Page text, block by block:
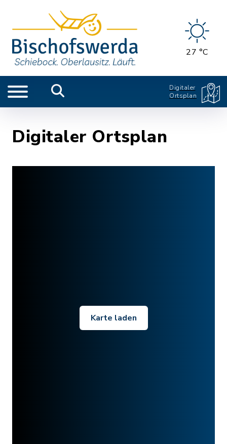
27 °C
Digitaler
Ortsplan
Digitaler Ortsplan
Karte laden